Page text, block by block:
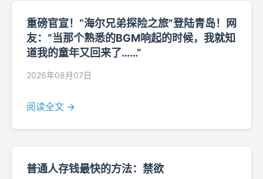
重磅官宣！“海尔兄弟探险之旅”登陆青岛！网
友：“当那个熟悉的BGM响起的时候，我就知
道我的童年又回来了……”
2026年08月07日
阅读全文 →
普通人存钱最快的方法：禁欲